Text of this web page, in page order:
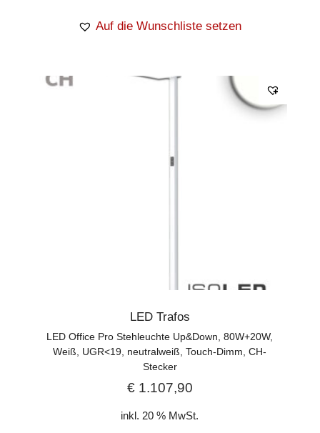
Auf die Wunschliste setzen
LED Trafos
LED Office Pro Stehleuchte Up&Down, 80W+20W,
Weiß, UGR<19, neutralweiß, Touch-Dimm, CH-
Stecker
€1.107,90
inkl. 20 % MwSt.